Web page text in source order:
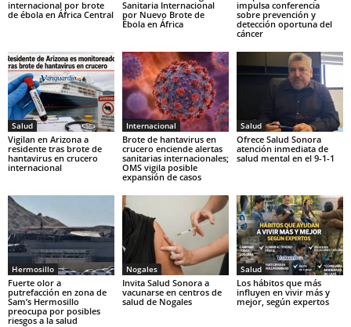
internacional por brote
de ébola en África Central
Sanitaria Internacional
por Nuevo Brote de
Ébola en África
impulsa conferencia
sobre prevención y
detección oportuna del
cáncer
Salud
Vigilan en Arizona a
residente tras brote de
hantavirus en crucero
internacional
Internacional
Brote de hantavirus en
crucero enciende alertas
sanitarias internacionales;
OMS vigila posible
expansión de casos
Salud
Ofrece Salud Sonora
atención inmediata de
salud mental en el 9-1-1
Hermosillo
Fuerte olor a
putrefacción en zona de
Sam’s Hermosillo
preocupa por posibles
riesgos a la salud
Nogales
Invita Salud Sonora a
vacunarse en centros de
salud de Nogales
Salud
Los hábitos que más
influyen en vivir más y
mejor, según expertos